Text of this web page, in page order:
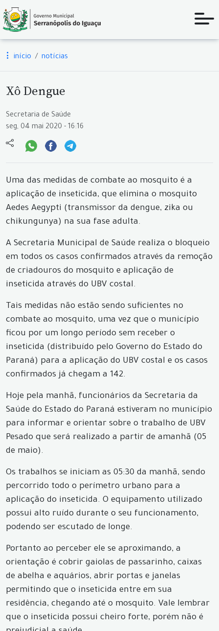
início notícias
Xô Dengue
Secretaria de Saúde
seg, 04 mai 2020 - 16:16
Uma das medidas de combate ao mosquito é a
aplicação de inseticida, que elimina o mosquito
Aedes Aegypti (transmissor da dengue, zika ou
chikungunya) na sua fase adulta.
A Secretaria Municipal de Saúde realiza o bloqueio
em todos os casos confirmados através da remoção
de criadouros do mosquito e aplicação de
inseticida através do UBV costal.
Tais medidas não estão sendo suficientes no
combate ao mosquito, uma vez que o município
ficou por um longo período sem receber o
inseticida (distribuído pelo Governo do Estado do
Paraná) para a aplicação do UBV costal e os casos
confirmados já chegam a 142.
Hoje pela manhã, funcionários da Secretaria da
Saúde do Estado do Paraná estiveram no município
para informar e orientar sobre o trabalho de UBV
Pesado que será realizado a partir de amanhã (05
de maio).
Os trabalhos se iniciam as 05:30 da manhã, sendo
percorrido todo o perímetro urbano para a
aplicação do inseticida. O equipamento utilizado
possui alto ruído durante o seu funcionamento,
podendo ser escutado de longe.
Portanto ao perceber ele se aproximando, a
orientação é cobrir gaiolas de passarinho, caixas
de abelha e aquários, abrir portas e janelas
permitindo que o inseticida entre em sua
residência, chegando até o mosquito. Vale lembrar
que o inseticida possui cheiro forte, porém não é